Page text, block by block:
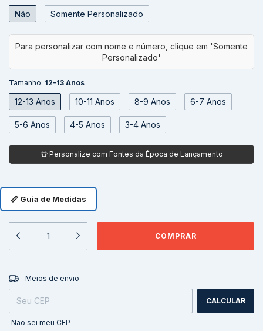
Não Somente Personalizado
Tamanho: 12-13 Anos
12-13 Anos 10-11 Anos 8-9 Anos 6-7 Anos
5-6 Anos 4-5 Anos 3-4 Anos
📏 Guia de Medidas
Entregas para o CEP:
Meios de envio
CALCULAR
Não sei meu CEP